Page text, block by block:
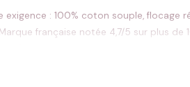
exigence : 100% coton souple, flocage
française notée 4,7/5 sur plus
impeccable lavage après lavage, un